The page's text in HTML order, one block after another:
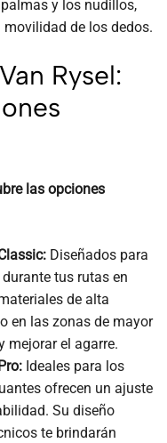
y los nudillos,
de los dedos.
Rysel:
las opciones
Diseñados para
tus rutas en
de alta
en las zonas de mayor
mejorar el agarre.
Ideales para los
ofrecen un ajuste
Su diseño
te brindarán